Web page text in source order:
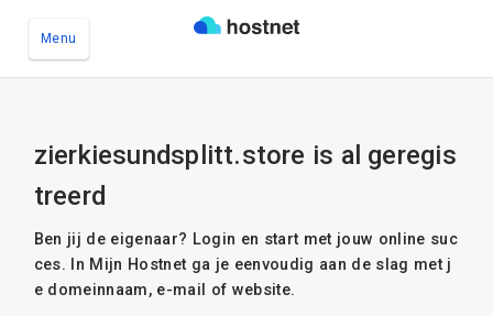
Menu
zierkiesundsplitt.store is al geregis
treerd
Ben jij de eigenaar? Login en start met jouw online suc
ces. In Mijn Hostnet ga je eenvoudig aan de slag met j
e domeinnaam, e-mail of website.